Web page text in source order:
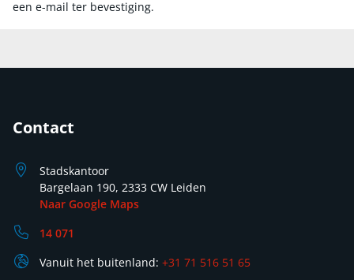
een e-mail ter bevestiging.
Contact
Stadskantoor
Bargelaan 190, 2333 CW Leiden
Naar Google Maps
14 071
Vanuit het buitenland: +31 71 516 51 65